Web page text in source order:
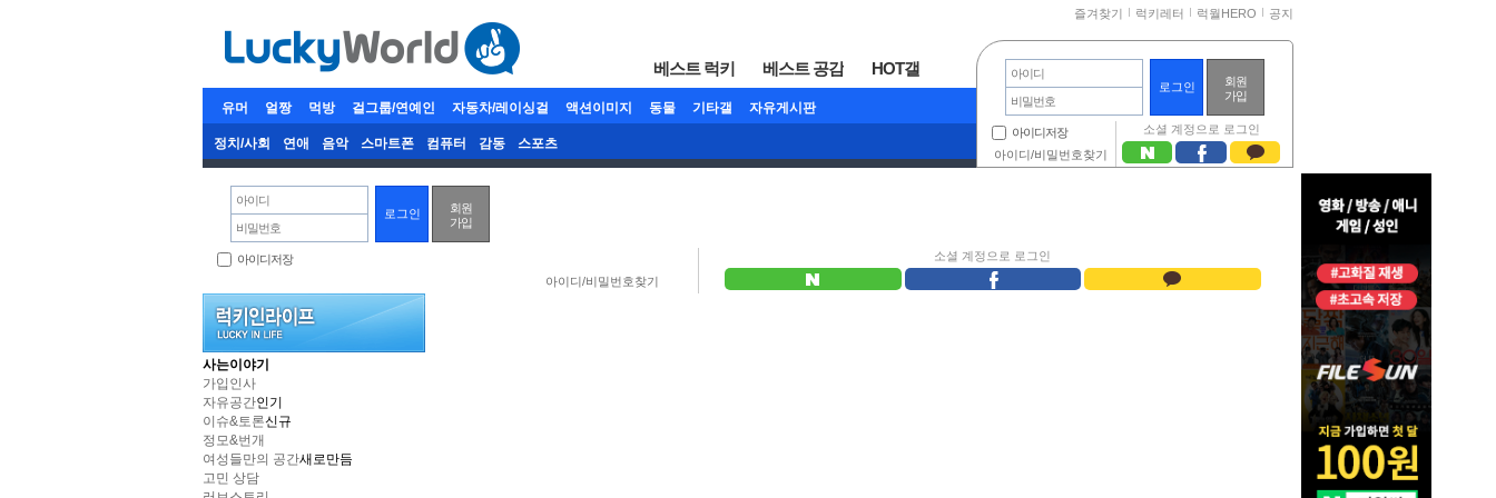
즐겨찾기 럭키레터 럭월HERO 공지
아이디
비밀번호
회원
가입
아이디저장
아이디/비밀번호찾기
소셜 계정으로 로그인
베스트 럭키 베스트 공감 HOT갤
유머 얼짱 먹방 걸그룹/연예인 자동차/레이싱걸 액션이미지 동물 기타갤 자유게시판
정치/사회 연애 음악 스마트폰 컴퓨터 감동 스포츠
아이디
비밀번호
회원
가입
아이디저장
아이디/비밀번호찾기
소셜 계정으로 로그인
사는이야기
가입인사
자유공간인기
이슈&토론신규
정모&번개
여성들만의 공간새로만듬
고민 상담